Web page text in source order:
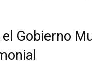
Gobierno